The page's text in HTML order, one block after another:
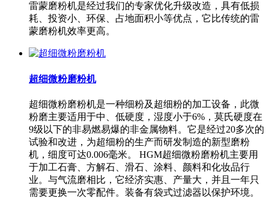
雷蒙磨粉机是经过我们的专家优化升级改造，具有低损
耗、投资小、环保、占地面积小等优点，它比传统的雷
蒙磨粉机效率更高。
超细微粉磨粉机
超细微粉磨粉机是一种细粉及超细粉的加工设备，此微
粉磨主要适用于中、低硬度，湿度小于6%，莫氏硬度在
9级以下的非易燃易爆的非金属物料。它是经过20多次的
试验和改进，为超细粉的生产而研发制造的新型磨粉
机，细度可达0.006毫米。 HGM超细微粉磨粉机主要用
于加工石膏、方解石、滑石、涂料、颜料和化妆品行
业。与气流磨相比，它经济实惠、产量大，并且一年只
需要更换一次零配件。装备有袋式过滤器以保护环境。